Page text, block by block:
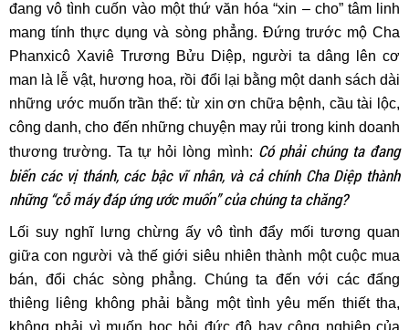
đang vô tình cuốn vào một thứ văn hóa “xin – cho” tâm linh
mang tính thực dụng và sòng phẳng. Đứng trước mộ Cha
Phanxicô Xaviê Trương Bửu Diệp, người ta dâng lên cơ
man là lễ vật, hương hoa, rồi đổi lại bằng một danh sách dài
những ước muốn trần thế: từ xin ơn chữa bệnh, cầu tài lộc,
công danh, cho đến những chuyện may rủi trong kinh doanh
thương trường. Ta tự hỏi lòng mình: Có phải chúng ta đang
biến các vị thánh, các bậc vĩ nhân, và cả chính Cha Diệp thành
những “cỗ máy đáp ứng ước muốn” của chúng ta chăng?
Lối suy nghĩ lưng chừng ấy vô tình đẩy mối tương quan
giữa con người và thế giới siêu nhiên thành một cuộc mua
bán, đổi chác sòng phẳng. Chúng ta đến với các đấng
thiêng liêng không phải bằng một tình yêu mến thiết tha,